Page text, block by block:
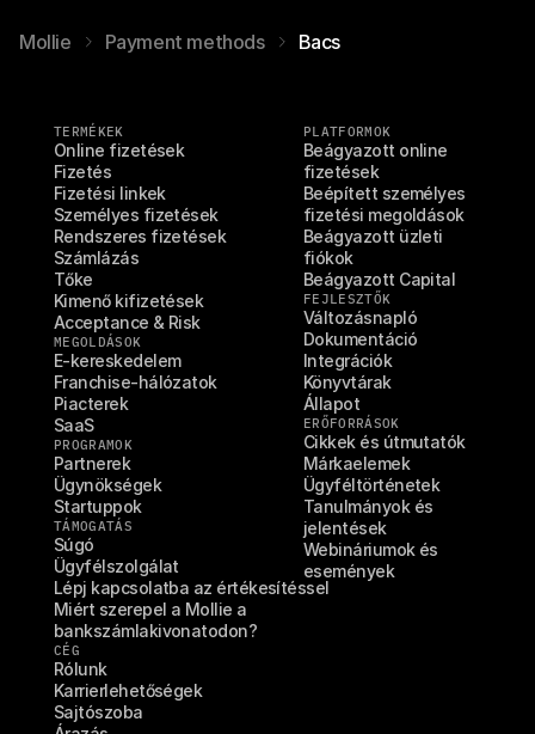
Mollie Payment methods Bacs
TERMÉKEK
Online fizetések
Fizetés
Fizetési linkek
Személyes fizetések
Rendszeres fizetések
Számlázás
Tőke
Kimenő kifizetések
Acceptance & Risk
MEGOLDÁSOK
E-kereskedelem
Franchise-hálózatok
Piacterek
SaaS
PROGRAMOK
Partnerek
Ügynökségek
Startuppok
TÁMOGATÁS
Súgó
Ügyfélszolgálat
Lépj kapcsolatba az értékesítéssel
Miért szerepel a Mollie a
bankszámlakivonatodon?
CÉG
Rólunk
Karrierlehetőségek
Sajtószoba
PLATFORMOK
Beágyazott online
fizetések
Beépített személyes
fizetési megoldások
Beágyazott üzleti
fiókok
Beágyazott Capital
FEJLESZTŐK
Változásnapló
Dokumentáció
Integrációk
Könyvtárak
Állapot
ERŐFORRÁSOK
Cikkek és útmutatók
Márkaelemek
Ügyféltörténetek
Tanulmányok és
jelentések
Webináriumok és
események